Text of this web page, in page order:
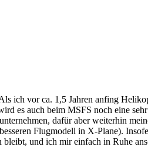
ich vor ca. 1,5 Jahren anfing
es auch beim MSFS noch eine
dafür aber weiterhin
Flugmodell in X-Plane).
und ich mir einfach in Ruhe